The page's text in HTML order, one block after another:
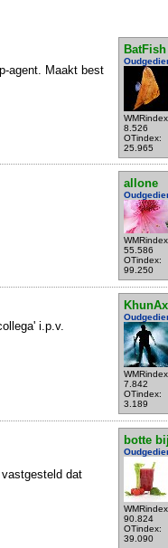
BatFish
8.526
OTindex:
25.965
agent. Maakt best
allone
55.586
OTindex:
99.250
7.842
OTindex:
3.189
i.p.v.
botte
90.824
OTindex:
39.090
dat